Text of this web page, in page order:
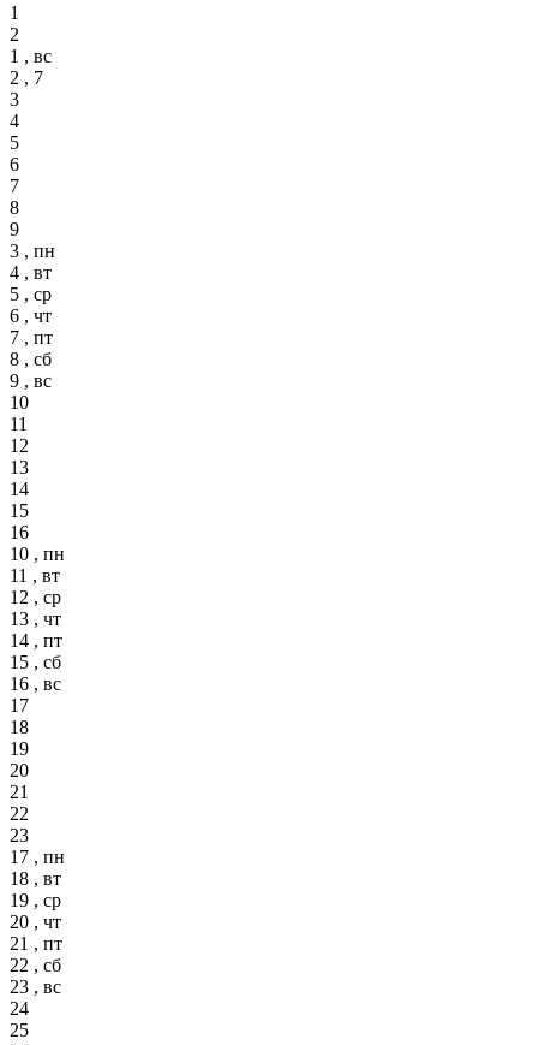
1
2
1 , вс
2 , 7
3
4
5
6
7
8
9
3 , пн
4 , вт
5 , ср
6 , чт
7 , пт
8 , сб
9 , вс
10
11
12
13
14
15
16
10 , пн
11 , вт
12 , ср
13 , чт
14 , пт
15 , сб
16 , вс
17
18
19
20
21
22
23
17 , пн
18 , вт
19 , ср
20 , чт
21 , пт
22 , сб
23 , вс
24
25